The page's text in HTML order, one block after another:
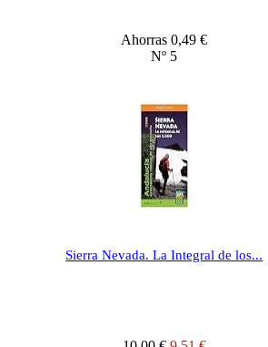
Ahorras 0,49 €
Nº 5
Sierra Nevada. La Integral de los...